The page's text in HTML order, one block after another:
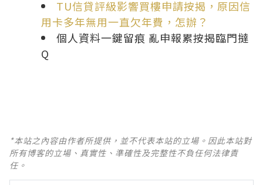
TU信貸評級影響買樓申請按揭，原因信
用卡多年無用一直欠年費，怎辦？
個人資料一鍵留痕 亂申報累按揭臨門撻
Q
*本站之內容由作者所提供，並不代表本站的立場。因此本站對
所有博客的立場、真實性、準確性及完整性不負任何法律責
任。